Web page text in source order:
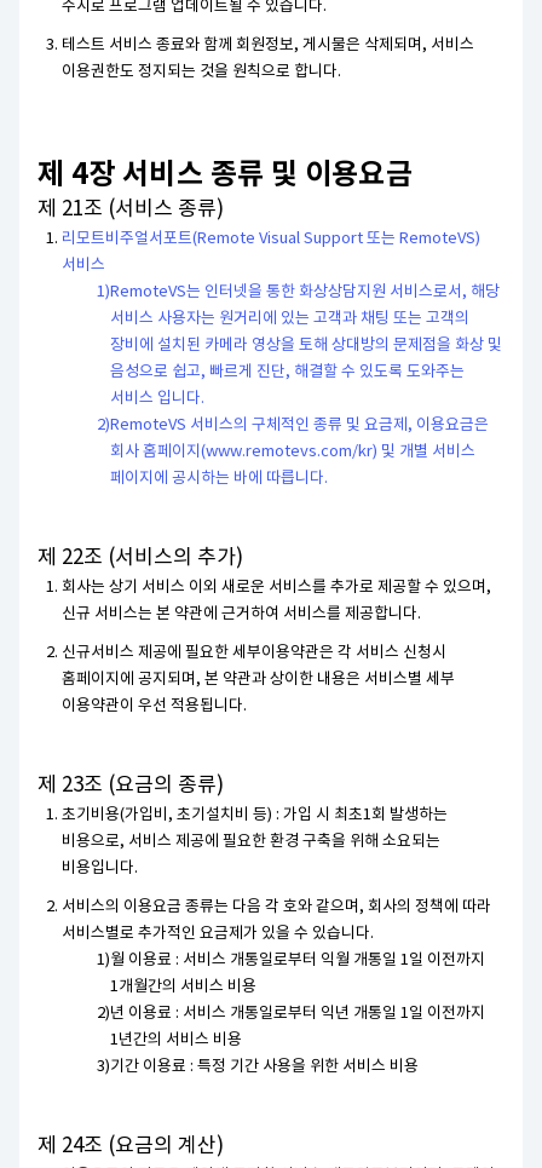
수시로 프로그램 업데이트될 수 있습니다.
테스트 서비스 종료와 함께 회원정보, 게시물은 삭제되며, 서비스
이용권한도 정지되는 것을 원칙으로 합니다.
제 4장 서비스 종류 및 이용요금
제 21조 (서비스 종류)
리모트비주얼서포트(Remote Visual Support 또는 RemoteVS)
서비스
RemoteVS는 인터넷을 통한 화상상담지원 서비스로서, 해당
서비스 사용자는 원거리에 있는 고객과 채팅 또는 고객의
장비에 설치된 카메라 영상을 토해 상대방의 문제점을 화상 및
음성으로 쉽고, 빠르게 진단, 해결할 수 있도록 도와주는
서비스 입니다.
RemoteVS 서비스의 구체적인 종류 및 요금제, 이용요금은
회사 홈페이지(www.remotevs.com/kr) 및 개별 서비스
페이지에 공시하는 바에 따릅니다.
제 22조 (서비스의 추가)
회사는 상기 서비스 이외 새로운 서비스를 추가로 제공할 수 있으며,
신규 서비스는 본 약관에 근거하여 서비스를 제공합니다.
신규서비스 제공에 필요한 세부이용약관은 각 서비스 신청시
홈페이지에 공지되며, 본 약관과 상이한 내용은 서비스별 세부
이용약관이 우선 적용됩니다.
제 23조 (요금의 종류)
초기비용(가입비, 초기설치비 등) : 가입 시 최초1회 발생하는
비용으로, 서비스 제공에 필요한 환경 구축을 위해 소요되는
비용입니다.
서비스의 이용요금 종류는 다음 각 호와 같으며, 회사의 정책에 따라
서비스별로 추가적인 요금제가 있을 수 있습니다.
월 이용료 : 서비스 개통일로부터 익월 개통일 1일 이전까지
1개월간의 서비스 비용
년 이용료 : 서비스 개통일로부터 익년 개통일 1일 이전까지
1년간의 서비스 비용
기간 이용료 : 특정 기간 사용을 위한 서비스 비용
제 24조 (요금의 계산)